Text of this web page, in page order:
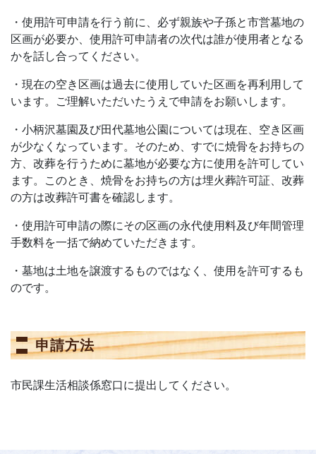
・使用許可申請を行う前に、必ず親族や子孫と市営墓地の
区画が必要か、使用許可申請者の次代は誰が使用者となる
かを話し合ってください。
・現在の空き区画は過去に使用していた区画を再利用して
います。ご理解いただいたうえで申請をお願いします。
・小柄沢墓園及び田代墓地公園については現在、空き区画
が少なくなっています。そのため、すでに焼骨をお持ちの
方、改葬を行うために墓地が必要な方に使用を許可してい
ます。このとき、焼骨をお持ちの方は埋火葬許可証、改葬
の方は改葬許可書を確認します。
・使用許可申請の際にその区画の永代使用料及び年間管理
手数料を一括で納めていただきます。
・墓地は土地を譲渡するものではなく、使用を許可するも
のです。
申請方法
市民課生活相談係窓口に提出してください。